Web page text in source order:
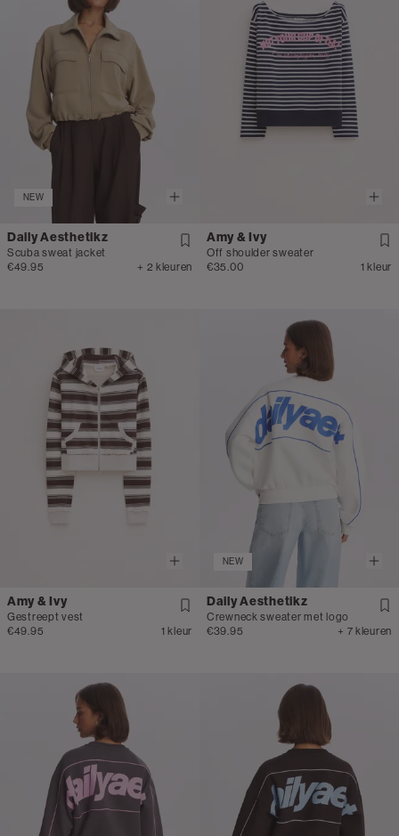
NEW
Daily Aesthetikz
Scuba sweat jacket
€49.95
+ 2 kleuren
Amy & Ivy
Off shoulder sweater
€35.00
1 kleur
Amy & Ivy
Gestreept vest
€49.95
1 kleur
NEW
Daily Aesthetikz
Crewneck sweater met logo
€39.95
+ 7 kleuren